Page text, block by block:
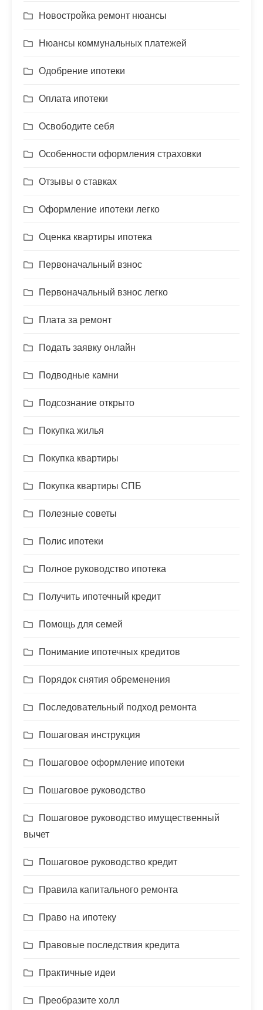
Новостройка ремонт нюансы
Нюансы коммунальных платежей
Одобрение ипотеки
Оплата ипотеки
Освободите себя
Особенности оформления страховки
Отзывы о ставках
Оформление ипотеки легко
Оценка квартиры ипотека
Первоначальный взнос
Первоначальный взнос легко
Плата за ремонт
Подать заявку онлайн
Подводные камни
Подсознание открыто
Покупка жилья
Покупка квартиры
Покупка квартиры СПБ
Полезные советы
Полис ипотеки
Полное руководство ипотека
Получить ипотечный кредит
Помощь для семей
Понимание ипотечных кредитов
Порядок снятия обременения
Последовательный подход ремонта
Пошаговая инструкция
Пошаговое оформление ипотеки
Пошаговое руководство
Пошаговое руководство имущественный
вычет
Пошаговое руководство кредит
Правила капитального ремонта
Право на ипотеку
Правовые последствия кредита
Практичные идеи
Преобразите холл